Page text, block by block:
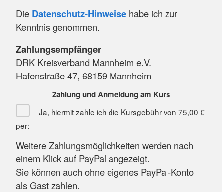
Die Datenschutz-Hinweise habe ich zur
Kenntnis genommen.
Zahlungsempfänger
DRK Kreisverband Mannheim e.V.
Hafenstraße 47, 68159 Mannheim
Zahlung und Anmeldung am Kurs
Ja, hiermit zahle ich die Kursgebühr von 75,00 €
per:
Weitere Zahlungsmöglichkeiten werden nach
einem Klick auf PayPal angezeigt.
Sie können auch ohne eigenes PayPal-Konto
als Gast zahlen.